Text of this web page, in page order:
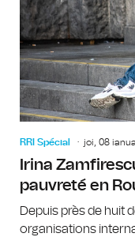
RRI Spécial joi, 08
Irina
pauvreté en
Depuis près de huit
organisations